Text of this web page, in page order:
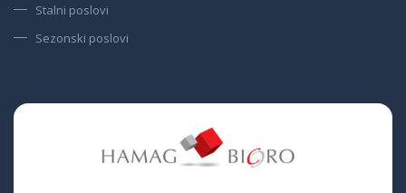
Stalni poslovi
Sezonski poslovi